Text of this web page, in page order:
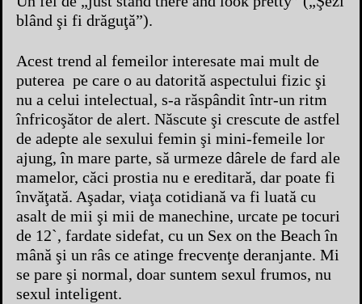
blând şi fi drăguţă”).
Acest trend al femeilor interesate mai mult de
puterea pe care o au datorită aspectului fizic şi
nu a celui intelectual, s-a răspândit într-un ritm
înfricoşător de alert. Născute şi crescute de astfel
de adepte ale sexului femin şi mini-femeile lor
ajung, în mare parte, să urmeze dârele de fard ale
mamelor, căci prostia nu e ereditară, dar poate fi
învăţată. Aşadar, viaţa cotidiană va fi luată cu
asalt de mii şi mii de manechine, urcate pe tocuri
de 12`, fardate sidefat, cu un Sex on the Beach în
mână şi un râs ce atinge frecvenţe deranjante. Mi
se pare şi normal, doar suntem sexul frumos, nu
sexul inteligent.